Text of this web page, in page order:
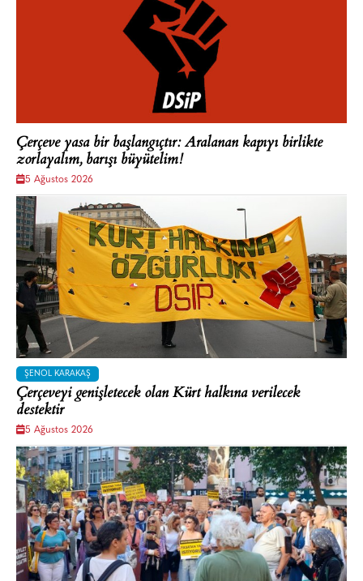
Çerçeve yasa bir başlangıçtır: Aralanan kapıyı birlikte
zorlayalım, barışı büyütelim!
5 Ağustos 2026
ŞENOL KARAKAŞ
Çerçeveyi genişletecek olan Kürt halkına verilecek
destektir
5 Ağustos 2026